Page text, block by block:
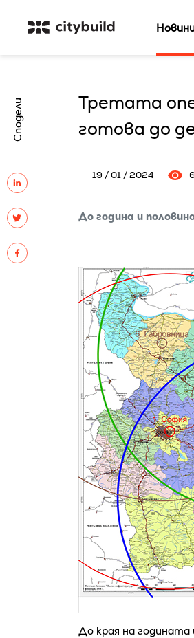
Сподели
Третата
готова до
19 / 01 / 2024
До година и
До края на